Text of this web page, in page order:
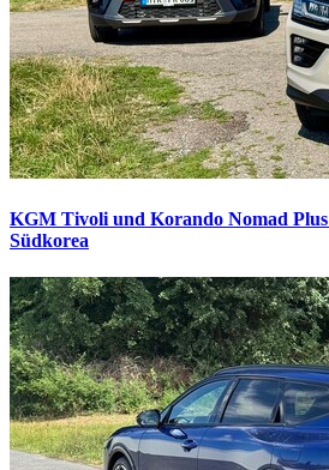
KGM Tivoli und Korando Nomad Plus
Südkorea